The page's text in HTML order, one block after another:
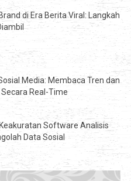
di Era Berita Viral: Langkah
Media: Membaca Tren dan
Real-Time
Software Analisis
Data Sosial